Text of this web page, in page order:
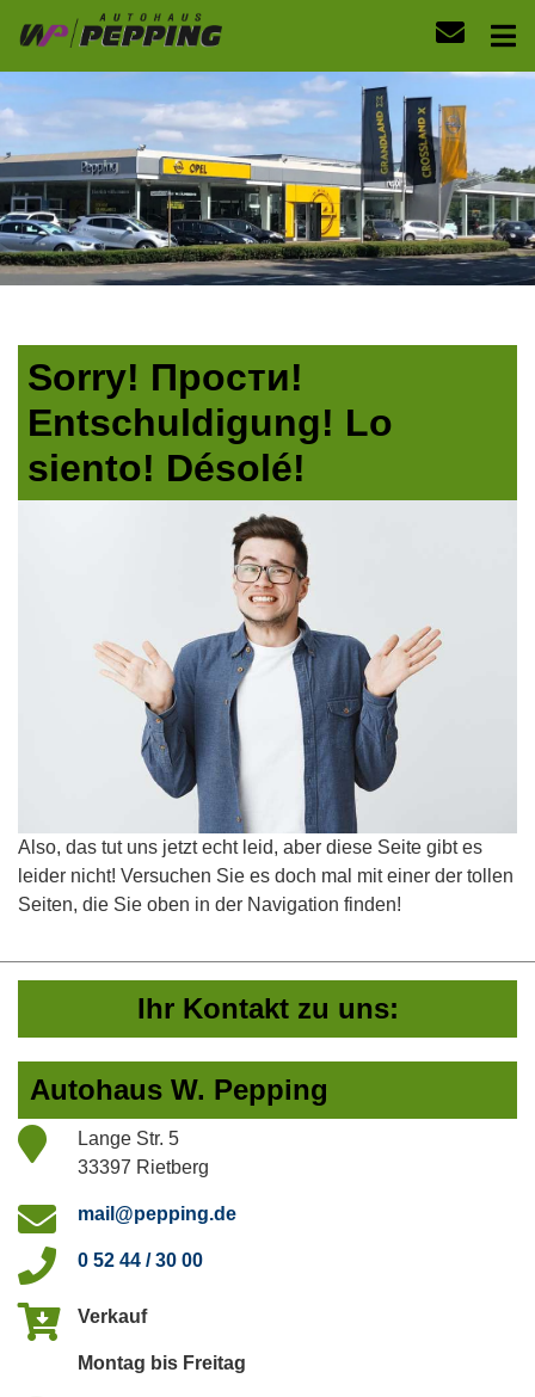
Sorry! Прости!
Entschuldigung! Lo
siento! Désolé!
Also, das tut uns jetzt echt leid, aber diese Seite gibt es
leider nicht! Versuchen Sie es doch mal mit einer der tollen
Seiten, die Sie oben in der Navigation finden!
Ihr Kontakt zu uns:
Autohaus W. Pepping
Lange Str. 5
33397 Rietberg
mail@pepping.de
0 52 44 / 30 00
Verkauf
Montag bis Freitag